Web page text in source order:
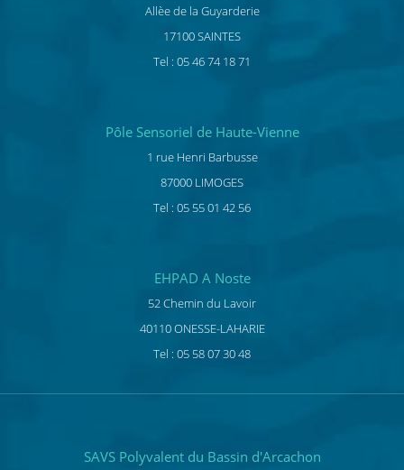
Allèe de la Guyarderie
17100 SAINTES
Tel : 05 46 74 18 71
Pôle Sensoriel de Haute-Vienne
1 rue Henri Barbusse
87000 LIMOGES
Tel : 05 55 01 42 56
EHPAD A Noste
52 Chemin du Lavoir
40110 ONESSE-LAHARIE
Tel : 05 58 07 30 48
SAVS Polyvalent du Bassin d'Arcachon